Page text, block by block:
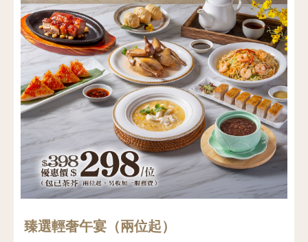
臻選輕奢午宴（兩位起）